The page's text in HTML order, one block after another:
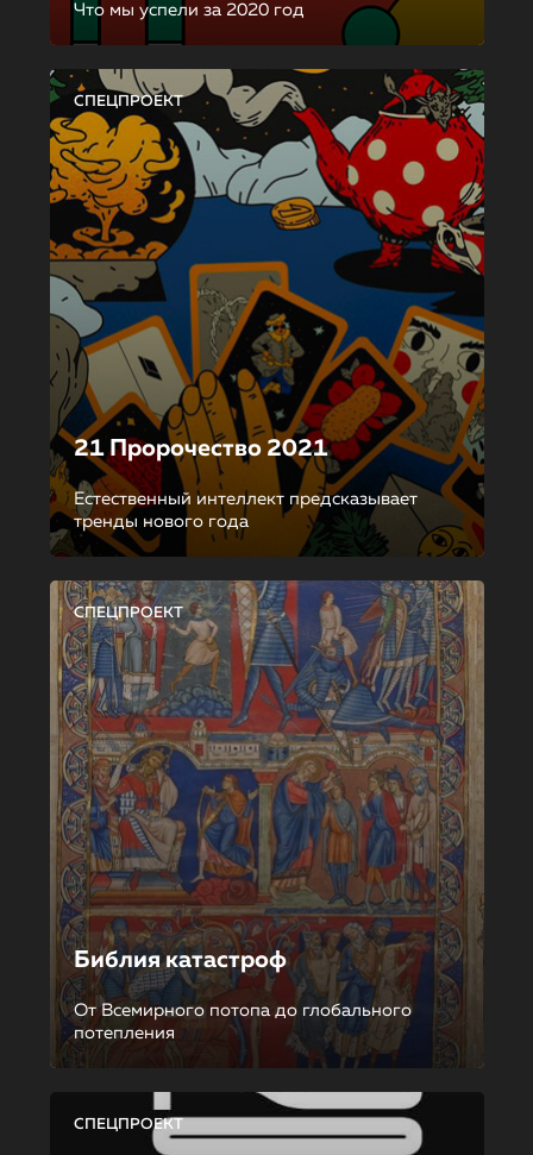
Что мы успели за 2020 год
СПЕЦПРОЕКТ
21 Пророчество 2021
Естественный интеллект предсказывает
тренды нового года
СПЕЦПРОЕКТ
Библия катастроф
От Всемирного потопа до глобального
потепления
СПЕЦПРОЕКТ